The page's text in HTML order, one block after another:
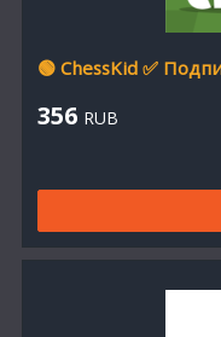
🟢 ChessKid ✅
356 RUB